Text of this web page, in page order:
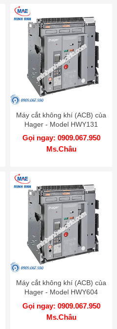
Máy cắt không khí (ACB) của
Hager - Model HWY131
Gọi ngay: 0909.067.950
Ms.Châu
Máy cắt không khí (ACB) của
Hager - Model HWY604
Gọi ngay: 0909.067.950
Ms.Châu